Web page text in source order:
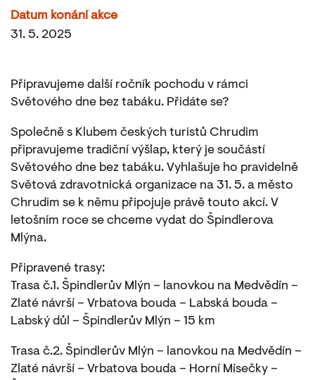
Datum konání akce
31. 5. 2025
Připravujeme další ročník pochodu v rámci
Světového dne bez tabáku. Přidáte se?
Společně s Klubem českých turistů Chrudim
připravujeme tradiční výšlap, který je součástí
Světového dne bez tabáku. Vyhlašuje ho pravidelně
Světová zdravotnická organizace na 31. 5. a město
Chrudim se k němu připojuje právě touto akcí. V
letošním roce se chceme vydat do Špindlerova
Mlýna.
Připravené trasy:
Trasa č.1. Špindlerův Mlýn – lanovkou na Medvědín –
Zlaté návrší – Vrbatova bouda – Labská bouda –
Labský důl – Špindlerův Mlýn – 15 km
Trasa č.2. Špindlerův Mlýn – lanovkou na Medvědín –
Zlaté návrší – Vrbatova bouda – Horní Mísečky –